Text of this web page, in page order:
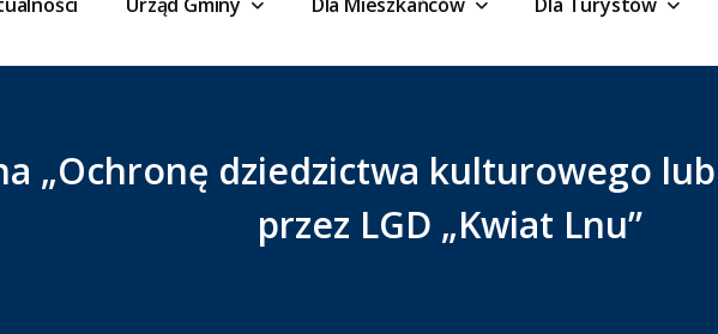
„Ochronę dziedzictwa kulturowego
przez LGD „Kwiat Lnu”